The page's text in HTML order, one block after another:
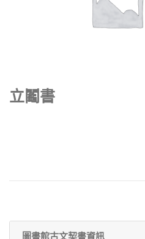
立鬮書
圖書館古文契書資訊